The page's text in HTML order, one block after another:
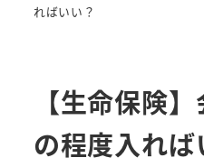
ればいい？
【生命保険
の程度入れば